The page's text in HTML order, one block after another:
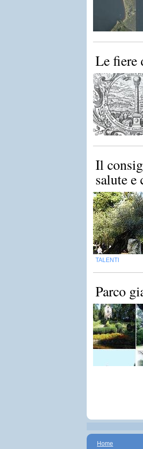
Le fiere
Il
salute e
TALENTI
Parco
Home